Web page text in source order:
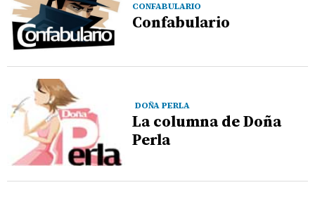
CONFABULARIO
Confabulario
DOÑA PERLA
La columna de Doña
Perla